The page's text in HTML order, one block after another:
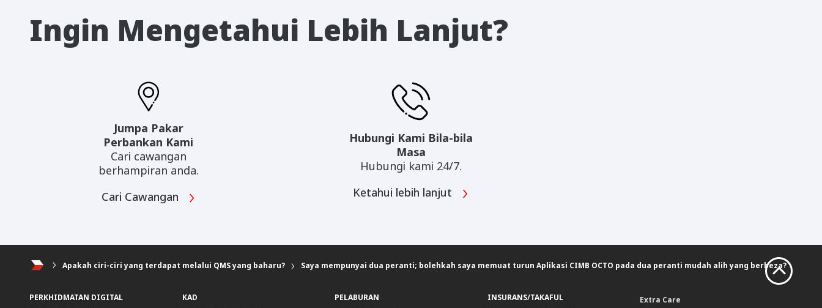
Ingin Mengetahui Lebih Lanjut?
Jumpa Pakar
Perbankan Kami
Cari cawangan
berhampiran anda.
Cari Cawangan
Hubungi Kami Bila-bila
Masa
Hubungi kami 24/7.
Ketahui lebih lanjut
Apakah ciri-ciri yang terdapat melalui QMS yang baharu? Saya mempunyai dua peranti; bolehkah saya memuat turun Aplikasi CIMB OCTO pada dua peranti mudah alih yang berbeza?
PERKHIDMATAN DIGITAL
KAD
PELABURAN
INSURANS/TAKAFUL
Extra Care